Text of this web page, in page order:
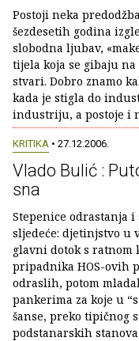
Postoji neka
šezdesetih godina
slobodna ljubav,
tijela koja se gibaju
stvari. Dobro znamo
kada je stigla do
industriju, a postoje i
KRITIKA • 27.12.2006.
Vlado Bulić :
sna
Stepenice odrastanja
sljedeće: djetinjstvo u
glavni dotok s ratnom
pripadnika HOS-ovih
odraslih, potom
pankerima za koje u
šanse, preko tipičnog
podstanarskih